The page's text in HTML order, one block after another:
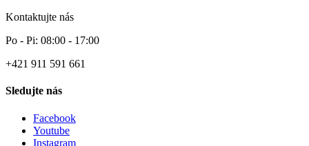
Kontaktujte nás
Po - Pi: 08:00 - 17:00
+421 911 591 661
Sledujte nás
Facebook
Youtube
Instagram